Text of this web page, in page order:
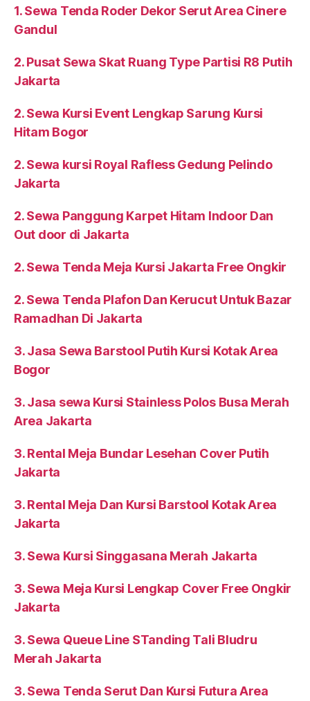
1. Sewa Tenda Roder Dekor Serut Area Cinere
Gandul
2. Pusat Sewa Skat Ruang Type Partisi R8 Putih
Jakarta
2. Sewa Kursi Event Lengkap Sarung Kursi
Hitam Bogor
2. Sewa kursi Royal Rafless Gedung Pelindo
Jakarta
2. Sewa Panggung Karpet Hitam Indoor Dan
Out door di Jakarta
2. Sewa Tenda Meja Kursi Jakarta Free Ongkir
2. Sewa Tenda Plafon Dan Kerucut Untuk Bazar
Ramadhan Di Jakarta
3. Jasa Sewa Barstool Putih Kursi Kotak Area
Bogor
3. Jasa sewa Kursi Stainless Polos Busa Merah
Area Jakarta
3. Rental Meja Bundar Lesehan Cover Putih
Jakarta
3. Rental Meja Dan Kursi Barstool Kotak Area
Jakarta
3. Sewa Kursi Singgasana Merah Jakarta
3. Sewa Meja Kursi Lengkap Cover Free Ongkir
Jakarta
3. Sewa Queue Line STanding Tali Bludru
Merah Jakarta
3. Sewa Tenda Serut Dan Kursi Futura Area